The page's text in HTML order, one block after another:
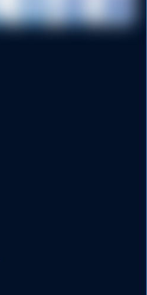
227 g et 100 g pour